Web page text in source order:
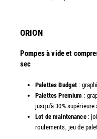
ORION
Pompes à vide et
sec
Palettes Budget :
Palettes Premium :
jusqu'à 30%
Lot de maintenance:
roulements, jeu de